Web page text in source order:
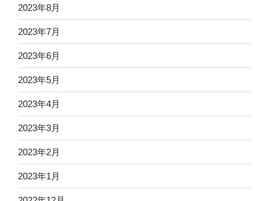
2023年8月
2023年7月
2023年6月
2023年5月
2023年4月
2023年3月
2023年2月
2023年1月